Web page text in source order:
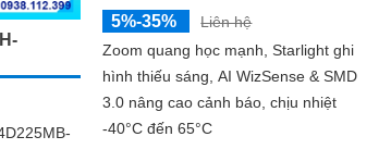
5%-35%
Liên hệ
Zoom quang học mạnh, Starlight ghi
hình thiếu sáng, AI WizSense & SMD
3.0 nâng cao cảnh báo, chịu nhiệt
-40°C đến 65°C